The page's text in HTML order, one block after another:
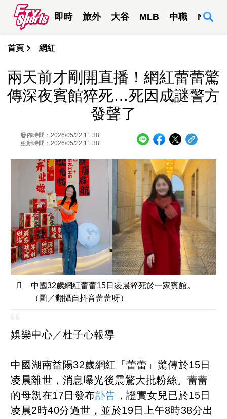
即時 旅外 大谷 MLB 中職 NBA
首頁 網紅
兩天前才剛開直播！網紅蕾蕾驚
傳深夜賓館猝死…死因成謎警方
發聲了
發佈時間：2026/05/22 11:38
更新時間：2026/05/22 11:38
中國32歲網紅蕾蕾15日凌晨猝死於一家賓館。
（圖／翻攝自抖音蕾蕾呀）
娛樂中心／杜子心報導
中國湖南益陽32歲網紅「蕾蕾」驚傳於15日
凌晨離世，消息曝光後震驚大批粉絲。蕾蕾
的母親在17日發布訃告 ，證實女兒已於15日
凌晨2時40分過世，並於19日上午8時38分出